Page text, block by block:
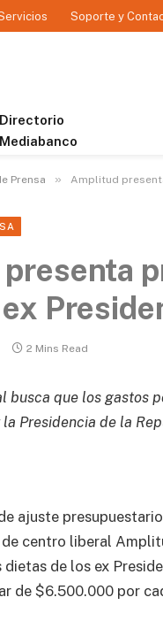
Soporte y
Directorio
Mediabanco
Prensa » ​Amplitud
2 Mins Read
busca que los gastos
Presidencia de la
ajuste
centro liberal
dietas de los ex
de $6.500.000 por